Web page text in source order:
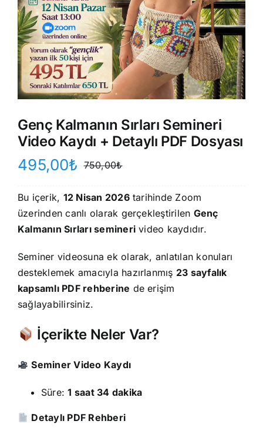
Genç Kalmanın Sırları Semineri
Video Kaydı + Detaylı PDF Dosyası
750,00₺Orijinal
fiyat:
750,00₺.
495,00₺
Şu
andaki
fiyat:
495,00₺.
Bu içerik, 12 Nisan 2026tarihinde Zoom
üzerinden canlı olarak gerçekleştirilen Genç
Kalmanın Sırları semineri video kaydıdır.
Seminer videosuna ek olarak, anlatılan konuları
desteklemek amacıyla hazırlanmış 23 sayfalık
kapsamlı PDF rehberine de erişim
sağlayabilirsiniz.
İçerikte Neler Var?
Seminer Video Kaydı
Süre:1 saat 34 dakika
Detaylı PDF Rehberi